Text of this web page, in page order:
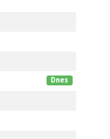
Dnes